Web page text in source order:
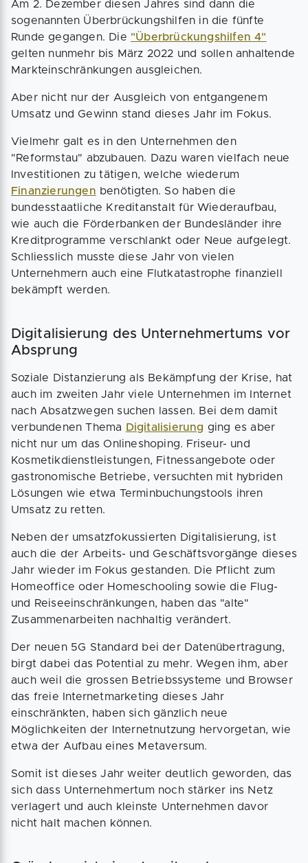
Am 2. Dezember diesen Jahres sind dann die
sogenannten Überbrückungshilfen in die fünfte
Runde gegangen. Die "Überbrückungshilfen 4"
gelten nunmehr bis März 2022 und sollen anhaltende
Markteinschränkungen ausgleichen.
Aber nicht nur der Ausgleich von entgangenem
Umsatz und Gewinn stand dieses Jahr im Fokus.
Vielmehr galt es in den Unternehmen den
"Reformstau" abzubauen. Dazu waren vielfach neue
Investitionen zu tätigen, welche wiederum
Finanzierungen benötigten. So haben die
bundesstaatliche Kreditanstalt für Wiederaufbau,
wie auch die Förderbanken der Bundesländer ihre
Kreditprogramme verschlankt oder Neue aufgelegt.
Schliesslich musste diese Jahr von vielen
Unternehmern auch eine Flutkatastrophe finanziell
bekämpft werden.
Digitalisierung des Unternehmertums vor
Absprung
Soziale Distanzierung als Bekämpfung der Krise, hat
auch im zweiten Jahr viele Unternehmen im Internet
nach Absatzwegen suchen lassen. Bei dem damit
verbundenen Thema
Digitalisierung ging es aber
nicht nur um das Onlineshoping. Friseur- und
Kosmetikdienstleistungen, Fitnessangebote oder
gastronomische Betriebe, versuchten mit hybriden
Lösungen wie etwa Terminbuchungstools ihren
Umsatz zu retten.
Neben der umsatzfokussierten Digitalisierung, ist
auch die der Arbeits- und Geschäftsvorgänge dieses
Jahr wieder im Fokus gestanden. Die Pflicht zum
Homeoffice oder Homeschooling sowie die Flug-
und Reiseeinschränkungen, haben das "alte"
Zusammenarbeiten nachhaltig verändert.
Der neuen 5G Standard bei der Datenübertragung,
birgt dabei das Potential zu mehr. Wegen ihm, aber
auch weil die grossen Betriebssysteme und Browser
das freie Internetmarketing dieses Jahr
einschränkten, haben sich gänzlich neue
Möglichkeiten der Internetnutzung hervorgetan, wie
etwa der Aufbau eines Metaversum.
Somit ist dieses Jahr weiter deutlich geworden, das
sich dass Unternehmertum noch stärker ins Netz
verlagert und auch kleinste Unternehmen davor
nicht halt machen können.